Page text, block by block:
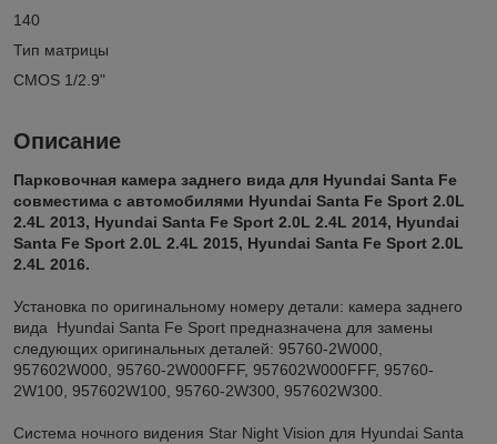
140
Тип матрицы
CMOS 1/2.9"
Описание
Парковочная камера заднего вида для Hyundai Santa Fe
совместима с автомобилями Hyundai Santa Fe Sport 2.0L
2.4L 2013, Hyundai Santa Fe Sport 2.0L 2.4L 2014, Hyundai
Santa Fe Sport 2.0L 2.4L 2015, Hyundai Santa Fe Sport 2.0L
2.4L 2016.
Установка по оригинальному номеру детали: камера заднего
вида Hyundai Santa Fe Sport предназначена для замены
следующих оригинальных деталей: 95760-2W000,
957602W000, 95760-2W000FFF, 957602W000FFF, 95760-
2W100, 957602W100, 95760-2W300, 957602W300.
Система ночного видения Star Night Vision для Hyundai Santa